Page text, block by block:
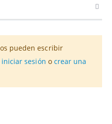
pueden escribir
iniciar sesión o crear una